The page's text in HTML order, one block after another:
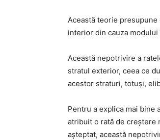
Această teorie
interior din cauza
Această nepotrivire a
stratul exterior, ceea ce
acestor straturi, totuși,
Pentru a explica mai bine
atribuit o rată de creștere
așteptat, această